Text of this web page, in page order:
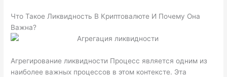
Что Такое Ликвидность В Криптовалюте И Почему Она
Важна?
Агрегирование ликвидности Процесс является одним из
наиболее важных процессов в этом контексте. Эта